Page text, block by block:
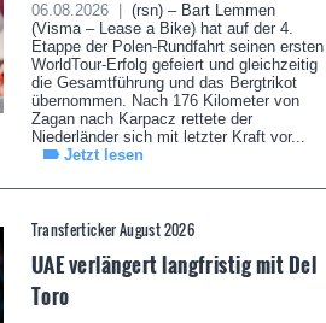
06.08.2026 |
(rsn) – Bart Lemmen
(Visma – Lease a Bike) hat auf der 4.
Etappe der Polen-Rundfahrt seinen ersten
WorldTour-Erfolg gefeiert und gleichzeitig
die Gesamtführung und das Bergtrikot
übernommen. Nach 176 Kilometer von
Zagan nach Karpacz rettete der
Niederländer sich mit letzter Kraft vor...
Jetzt lesen
Transferticker August 2026
UAE verlängert langfristig mit Del
Toro